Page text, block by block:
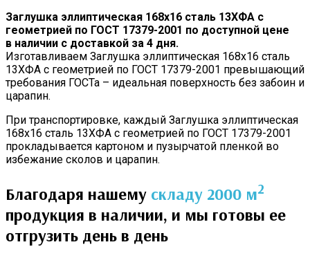
Заглушка эллиптическая 168х16 сталь 13ХФА с
геометрией по ГОСТ 17379-2001 по доступной цене
в наличии с доставкой за 4 дня.
Изготавливаем Заглушка эллиптическая 168х16 сталь
13ХФА с геометрией по ГОСТ 17379-2001 превышающий
требования ГОСТа – идеальная поверхность без забоин и
царапин.
При транспортировке, каждый Заглушка эллиптическая
168х16 сталь 13ХФА с геометрией по ГОСТ 17379-2001
прокладывается картоном и пузырчатой пленкой во
избежание сколов и царапин.
Благодаря нашему складу 2000 м2
продукция в наличии, и мы готовы ее
отгрузить день в день